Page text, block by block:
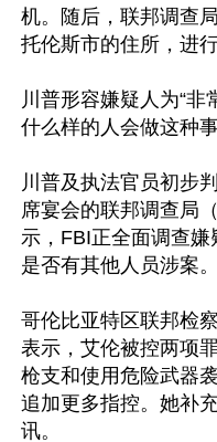
机。随后，联邦调查
托伦斯市的住所，进
川普形容嫌疑人为“非
什么样的人会做这种
川普及执法官员初步
席宴会的联邦调查局
示，FBI正全面调查
是否有其他人员涉案。
哥伦比亚特区联邦检
表示，艾伦被控两项
枪支和使用危险武器
追加更多指控。她补
讯。